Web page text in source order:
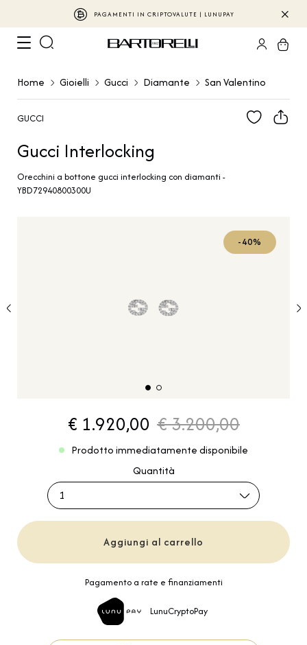
PAGAMENTI IN CRIPTOVALUTE | LUNUPAY
Home Gioielli Gucci Diamante San Valentino
GUCCI
Gucci Interlocking
Orecchini a bottone gucci interlocking con diamanti -
YBD72940800300U
-40%
€ 1.920,00 € 3.200,00
Prodotto immediatamente disponibile
Quantità
1
Aggiungi al carrello
Pagamento a rate e finanziamenti
LunuCryptoPay